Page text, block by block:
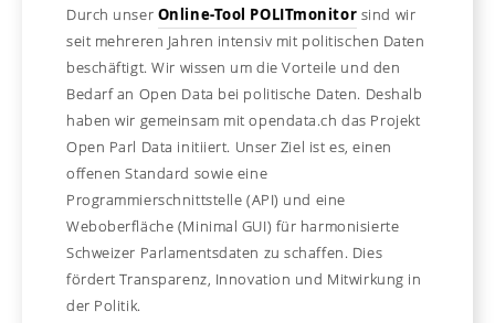
Durch unser Online-Tool POLITmonitor sind wir
seit mehreren Jahren intensiv mit politischen Daten
beschäftigt. Wir wissen um die Vorteile und den
Bedarf an Open Data bei politische Daten. Deshalb
haben wir gemeinsam mit opendata.ch das Projekt
Open Parl Data initiiert. Unser Ziel ist es, einen
offenen Standard sowie eine
Programmierschnittstelle (API) und eine
Weboberfläche (Minimal GUI) für harmonisierte
Schweizer Parlamentsdaten zu schaffen. Dies
fördert Transparenz, Innovation und Mitwirkung in
der Politik.